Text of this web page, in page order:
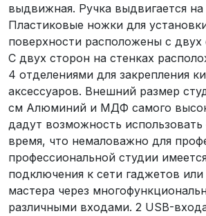
выдвижная. Ручка выдвигается
Пластиковые ножки для
поверхности расположены с двух
С двух сторон на стенках
4 отделениями для закрепления
аксессуаров. Внешний размер
см Алюминий и МДФ самого
дадут возможность
время, что немаловажно для
профессиональной студии
подключения к сети гаджетов
мастера через
различными входами. 2 USB-